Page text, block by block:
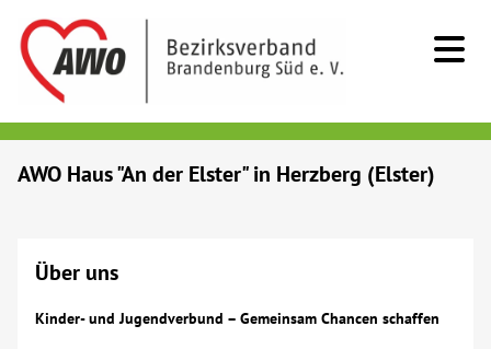
Menschen mit Behinderung
AWO Haus "An der Elster" in Herzberg (Elster)
Über uns
Kinder- und Jugendverbund – Gemeinsam Chancen schaffen